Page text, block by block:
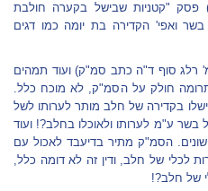
"קטניות שבישל בקערה חולבת
ואפי' הקדירה בת יומה כמו דגים
רלג סוף ד"ה כתב סמ"ק) ועוד תמהים
חולק על הסמ"ק, לא מוכח כלל.
בקדירה של חלב מותר לערותו לשל
ע"מ לערותו ולאוכלו בחלב?! ועוד
הסמ"ק מתיר בדיעבד לאכול עם
לכלי של חלב, ודין זה לא דומה כלל,
של חלב?!